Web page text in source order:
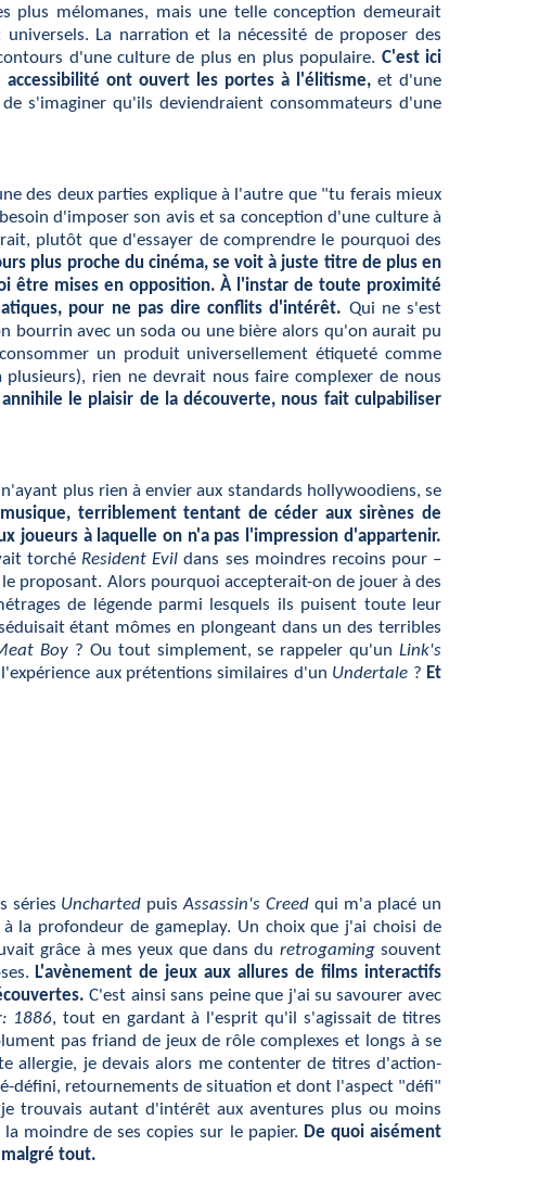
plus mélomanes, mais une telle conception demeurait
La narration et la nécessité de proposer des
d'une culture de plus en plus populaire. C'est ici
ont ouvert les portes à l'élitisme,et d'une
s'imaginer qu'ils deviendraient consommateurs d'une
des deux parties explique à l'autre que "tu ferais mieux
d'imposer son avis et sa conception d'une culture à
plutôt que d'essayer de comprendre le pourquoi des
plus proche du cinéma, se voit à juste titre de plus en
être mises en opposition. À l'instar de toute proximité
pour ne pas dire conflits d'intérêt. Qui ne s'est
avec un soda ou une bière alors qu'on aurait pu
un produit universellement étiqueté comme
rien ne devrait nous faire complexer de nous
le plaisir de la découverte, nous fait culpabiliser
plus rien à envier aux standards hollywoodiens, se
terriblement tentant de céder aux sirènes de
joueurs à laquelle on n'a pas l'impression d'appartenir.
torché Resident Evil dans ses moindres recoins pour –
proposant. Alors pourquoi accepterait-on de jouer à des
de légende parmi lesquels ils puisent toute leur
étant mômes en plongeant dans un des terribles
Boy ? Ou tout simplement, se rappeler qu'un Link's
aux prétentions similaires d'un Undertale ? Et
séries Uncharted puisAssassin's Creed qui m'a placé un
la profondeur de gameplay. Un choix que j'ai choisi de
grâce à mes yeux que dans du retrogamingsouvent
L'avènement de jeux aux allures de films interactifs
C'est ainsi sans peine que j'ai su savourer avec
1886, tout en gardant à l'esprit qu'il s'agissait de titres
pas friand de jeux de rôle complexes et longs à se
allergie, je devais alors me contenter de titres d'action-
défini, retournements de situation et dont l'aspect "défi"
trouvais autant d'intérêt aux aventures plus ou moins
moindre de ses copies sur le papier. De quoi aisément
tout.